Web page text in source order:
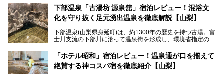
下部温泉「古湯坊 源泉舘」宿泊レビュー！混浴文
化を守り抜く足元湧出温泉を徹底解説【山梨】
下部温泉(山梨県身延町)は、約1300年の歴史を持つ古湯。富
士川支流の下部川に沿って温泉街を形成し、環境省指定の国
中でも「古湯坊 源泉舘」は、戦国時代に武田信玄公も療養
したと伝えられる名湯の宿。最大の特徴は、令和の現代にお
いても混浴文化が守られ、老若男女の分け隔て一切無く温泉
「ホテル昭和」宿泊レビュー！温泉通が口を揃えて
絶賛する神コスパ宿を徹底紹介【山梨】